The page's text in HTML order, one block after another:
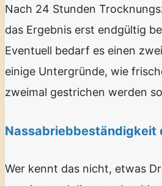
Nach 24 Stunden
das Ergebnis erst endgültig
Eventuell bedarf es einen
einige Untergründe, wie
zweimal gestrichen werden
Nassabriebbeständigkeit
Wer kennt das nicht, etwas